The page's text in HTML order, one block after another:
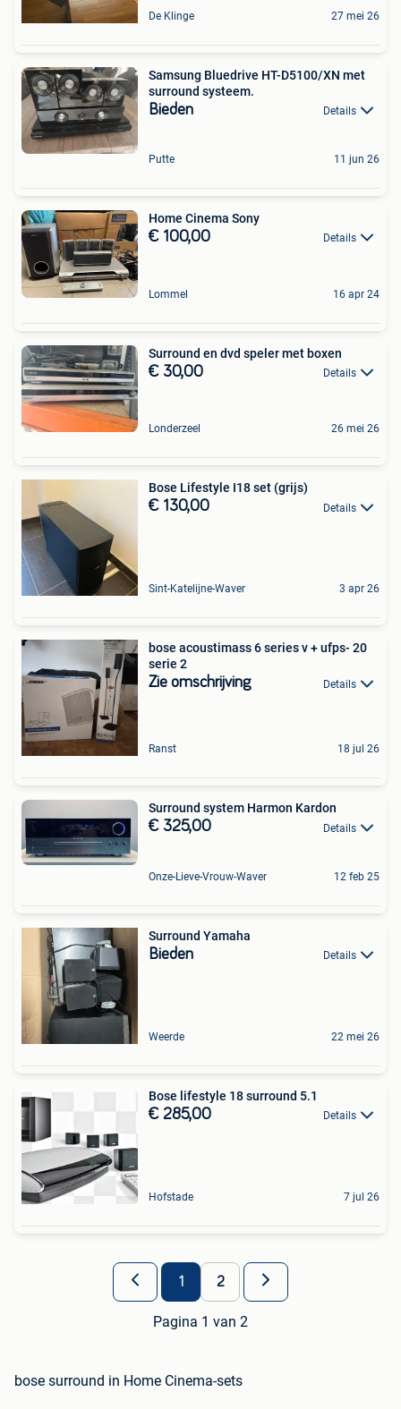
De Klinge 27 mei 26
Samsung Bluedrive HT-D5100/XN met
surround systeem.
Bieden Details
Putte 11 jun 26
Home Cinema Sony
€ 100,00 Details
Lommel 16 apr 24
Surround en dvd speler met boxen
€ 30,00 Details
Londerzeel 26 mei 26
Bose Lifestyle I18 set (grijs)
€ 130,00 Details
Sint-Katelijne-Waver 3 apr 26
bose acoustimass 6 series v + ufps- 20
serie 2
Zie omschrijving Details
Ranst 18 jul 26
Surround system Harmon Kardon
€ 325,00 Details
Onze-Lieve-Vrouw-Waver 12 feb 25
Surround Yamaha
Bieden Details
Weerde 22 mei 26
Bose lifestyle 18 surround 5.1
€ 285,00 Details
Hofstade 7 jul 26
1 2
Pagina 1 van 2
bose surround in Home Cinema-sets